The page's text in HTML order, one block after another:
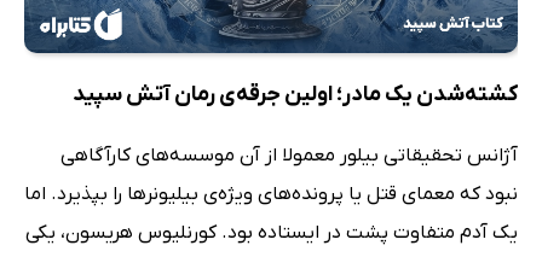
کشته‌شدن یک مادر؛ اولین جرقه‌ی رمان آتش سپید
آژانس تحقیقاتی بیلور معمولا از آن موسسه‌های کارآگاهی
نبود که معمای قتل یا پرونده‌های ویژه‌ی بیلیونر‌ها را بپذیرد. اما
یک آدم متفاوت پشت در ایستاده بود. کورنلیوس هریسون، یکی